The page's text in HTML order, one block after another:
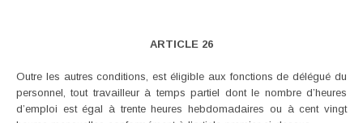
ARTICLE 26
Outre les autres conditions, est éligible aux fonctions de délégué du
personnel, tout travailleur à temps partiel dont le nombre d’heures
d’emploi est égal à trente heures hebdomadaires ou à cent vingt